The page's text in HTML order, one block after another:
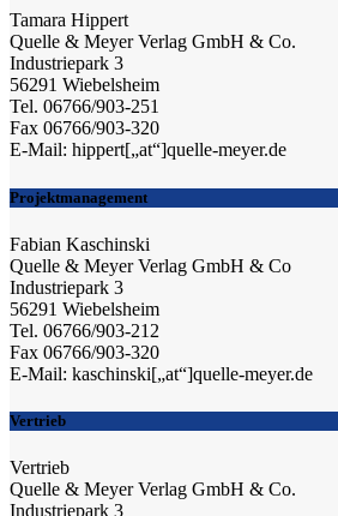
Tamara Hippert
Quelle & Meyer Verlag GmbH & Co.
Industriepark 3
56291 Wiebelsheim
Tel. 06766/903-251
Fax 06766/903-320
E-Mail: hippert[„at“]quelle-meyer.de
Projektmanagement
Fabian Kaschinski
Quelle & Meyer Verlag GmbH & Co
Industriepark 3
56291 Wiebelsheim
Tel. 06766/903-212
Fax 06766/903-320
E-Mail: kaschinski[„at“]quelle-meyer.de
Vertrieb
Vertrieb
Quelle & Meyer Verlag GmbH & Co.
Industriepark 3